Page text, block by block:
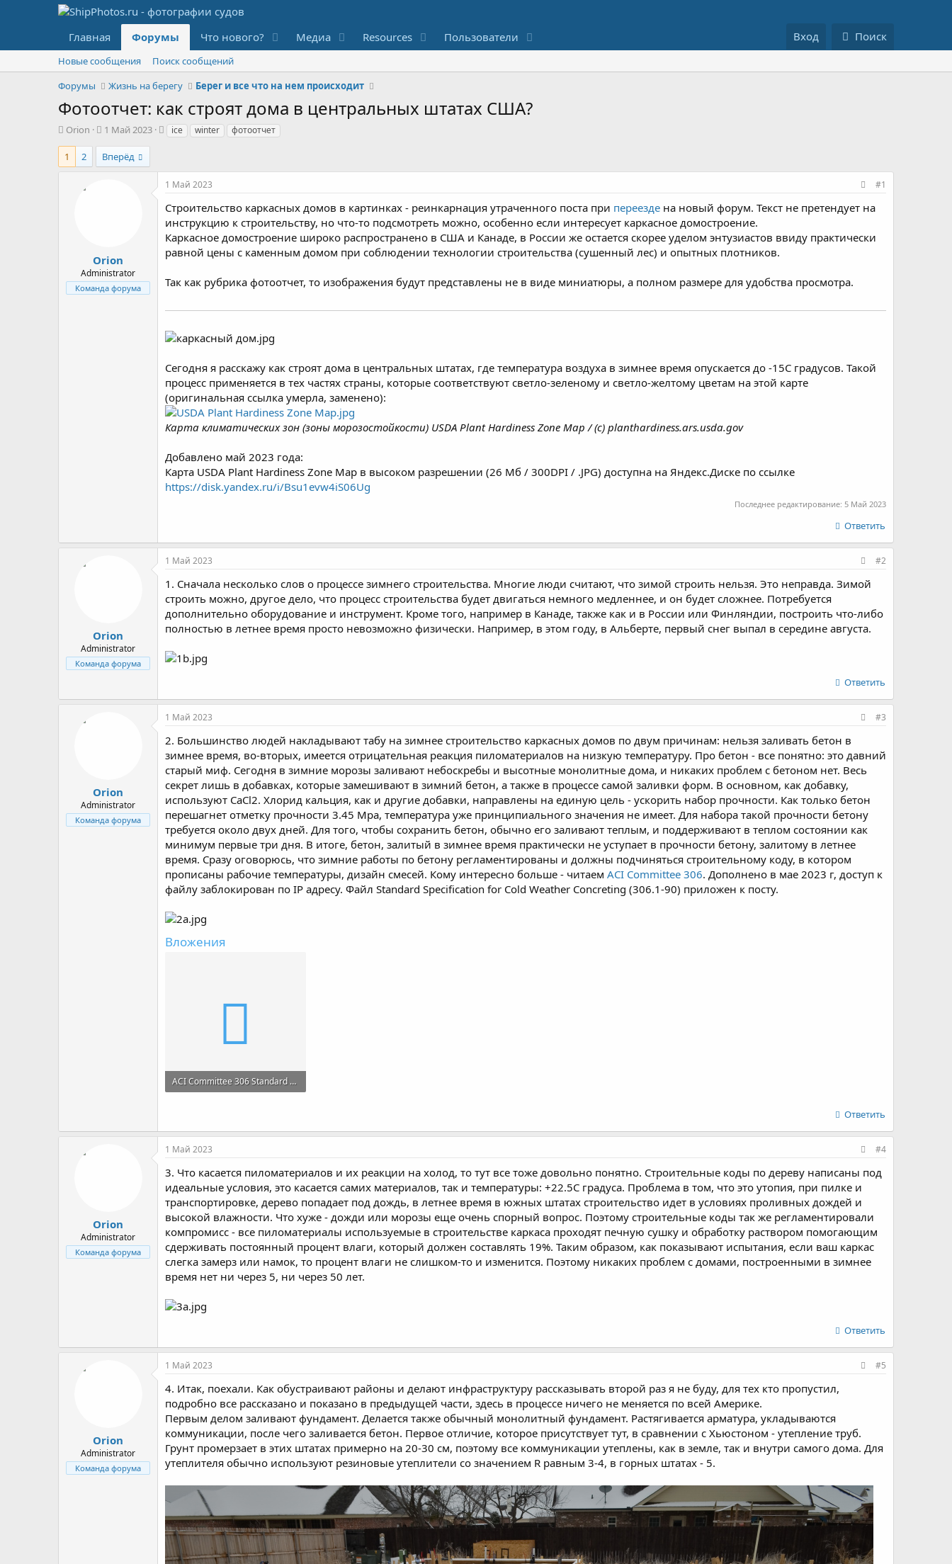
Главная Форумы Что нового? Медиа Resources Пользователи Вход Поиск
Новые сообщения
Поиск сообщений
Форумы
Жизнь на берегу Берег и все что на нем происходит
Фотоотчет: как строят дома в центральных штатах США?
А
т
о
Orion
Д
т
а
1 Май 2023
Тice winter фотоотчет
1 2 Вперёд
Orion
Administrator
Команда форума
1 Май 2023 #1
Строительство каркасных домов в картинках - реинкарнация утраченного поста при переезде на новый форум. Текст не претендует на
инструкцию к строительству, но что-то подсмотреть можно, особенно если интересует каркасное домостроение.
Каркасное домостроение широко распространено в США и Канаде, в России же остается скорее уделом энтузиастов ввиду практически
равной цены с каменным домом при соблюдении технологии строительства (сушенный лес) и опытных плотников.
Так как рубрика фотоотчет, то изображения будут представлены не в виде миниатюры, а полном размере для удобства просмотра.
Сегодня я расскажу как строят дома в центральных штатах, где температура воздуха в зимнее время опускается до -15С градусов. Такой
процесс применяется в тех частях страны, которые соответствуют светло-зеленому и светло-желтому цветам на этой карте
(оригинальная ссылка умерла, заменено):
Карта климатических зон (зоны морозостойкости) USDA Plant Hardiness Zone Map / (с) planthardiness.ars.usda.gov
Добавлено май 2023 года:
Карта USDA Plant Hardiness Zone Map в высоком разрешении (26 Мб / 300DPI / .JPG) доступна на Яндекс.Диске по ссылке
https://disk.yandex.ru/i/Bsu1evw4iS06Ug
Последнее редактирование: 5 Май 2023
Ответить
Orion
Administrator
Команда форума
1 Май 2023 #2
1. Сначала несколько слов о процессе зимнего строительства. Многие люди считают, что зимой строить нельзя. Это неправда. Зимой
строить можно, другое дело, что процесс строительства будет двигаться немного медленнее, и он будет сложнее. Потребуется
дополнительно оборудование и инструмент. Кроме того, например в Канаде, также как и в России или Финляндии, построить что-либо
полностью в летнее время просто невозможно физически. Например, в этом году, в Альберте, первый снег выпал в середине августа.
Ответить
Orion
Administrator
Команда форума
1 Май 2023 #3
2. Большинство людей накладывают табу на зимнее строительство каркасных домов по двум причинам: нельзя заливать бетон в
зимнее время, во-вторых, имеется отрицательная реакция пиломатериалов на низкую температуру. Про бетон - все понятно: это давний
старый миф. Сегодня в зимние морозы заливают небоскребы и высотные монолитные дома, и никаких проблем с бетоном нет. Весь
секрет лишь в добавках, которые замешивают в зимний бетон, а также в процессе самой заливки форм. В основном, как добавку,
используют CaCl2. Хлорид кальция, как и другие добавки, направлены на единую цель - ускорить набор прочности. Как только бетон
перешагнет отметку прочности 3.45 Mpa, температура уже принципиального значения не имеет. Для набора такой прочности бетону
требуется около двух дней. Для того, чтобы сохранить бетон, обычно его заливают теплым, и поддерживают в теплом состоянии как
минимум первые три дня. В итоге, бетон, залитый в зимнее время практически не уступает в прочности бетону, залитому в летнее
время. Сразу оговорюсь, что зимние работы по бетону регламентированы и должны подчиняться строительному коду, в котором
прописаны рабочие температуры, дизайн смесей. Кому интересно больше - читаем ACI Committee 306. Дополнено в мае 2023 г, доступ к
файлу заблокирован по IP адресу. Файл Standard Specification for Cold Weather Concreting (306.1-90) приложен к посту.
Вложения
ACI Committee 306 Standard Specification for Cold Weather Concreting (306.1-90).pdf
Ответить
Orion
Administrator
Команда форума
1 Май 2023 #4
3. Что касается пиломатериалов и их реакции на холод, то тут все тоже довольно понятно. Строительные коды по дереву написаны под
идеальные условия, это касается самих материалов, так и температуры: +22.5С градуса. Проблема в том, что это утопия, при пилке и
транспортировке, дерево попадает под дождь, в летнее время в южных штатах строительство идет в условиях проливных дождей и
высокой влажности. Что хуже - дожди или морозы еще очень спорный вопрос. Поэтому строительные коды так же регламентировали
компромисс - все пиломатериалы используемые в строительстве каркаса проходят печную сушку и обработку раствором помогающим
сдерживать постоянный процент влаги, который должен составлять 19%. Таким образом, как показывают испытания, если ваш каркас
слегка замерз или намок, то процент влаги не слишком-то и изменится. Поэтому никаких проблем с домами, построенными в зимнее
время нет ни через 5, ни через 50 лет.
Ответить
Orion
Administrator
Команда форума
1 Май 2023 #5
4. Итак, поехали. Как обустраивают районы и делают инфраструктуру рассказывать второй раз я не буду, для тех кто пропустил,
подробно все рассказано и показано в предыдущей части, здесь в процессе ничего не меняется по всей Америке.
Первым делом заливают фундамент. Делается также обычный монолитный фундамент. Растягивается арматура, укладываются
коммуникации, после чего заливается бетон. Первое отличие, которое присутствует тут, в сравнении с Хьюстоном - утепление труб.
Грунт промерзает в этих штатах примерно на 20-30 см, поэтому все коммуникации утеплены, как в земле, так и внутри самого дома. Для
утеплителя обычно используют резиновые утеплители со значением R равным 3-4, в горных штатах - 5.